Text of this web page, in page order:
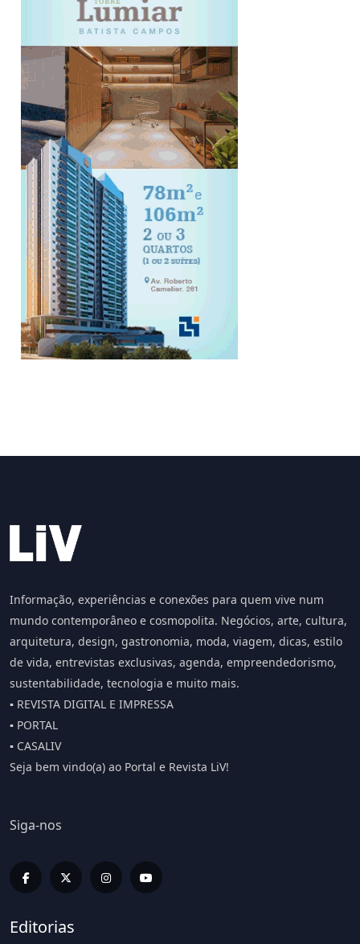
Informação, experiências e conexões para quem vive num
mundo contemporâneo e cosmopolita. Negócios, arte, cultura,
arquitetura, design, gastronomia, moda, viagem, dicas, estilo
de vida, entrevistas exclusivas, agenda, empreendedorismo,
sustentabilidade, tecnologia e muito mais.
▪️ REVISTA DIGITAL E IMPRESSA
▪️ PORTAL
▪️ CASALIV
Seja bem vindo(a) ao Portal e Revista LiV!
Siga-nos
Editorias